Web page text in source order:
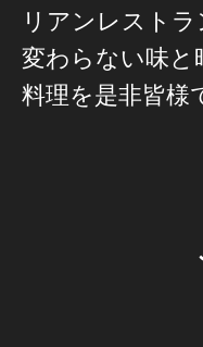
リアンレスト
変わらない味と
料理を是非皆様